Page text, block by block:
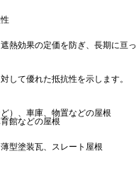
熱効果の定価を防ぎ、長期に亘っ
して優れた抵抗性を示します。
）、車庫、物置などの屋根
館などの屋根
型塗装瓦、スレート屋根